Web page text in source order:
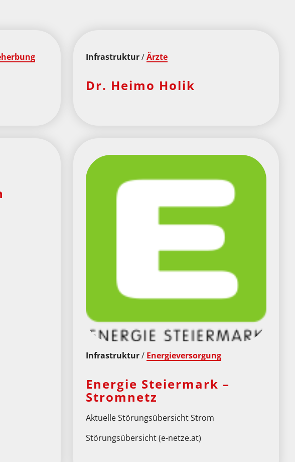
Infrastruktur/Ärzte
Dr. Heimo Holik
Infrastruktur/ Energieversorgung
Energie Steiermark –
Stromnetz
Aktuelle Störungsübersicht Strom
Störungsübersicht (e-netze.at)